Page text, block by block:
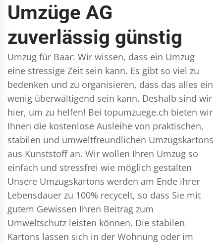
Umzüge AG
zuverlässig günstig
Umzug für Baar: Wir wissen, dass ein Umzug
eine stressige Zeit sein kann. Es gibt so viel zu
bedenken und zu organisieren, dass das alles ein
wenig überwältigend sein kann. Deshalb sind wir
hier, um zu helfen! Bei topumzuege.ch bieten wir
Ihnen die kostenlose Ausleihe von praktischen,
stabilen und umweltfreundlichen Umzugskartons
aus Kunststoff an. Wir wollen Ihren Umzug so
einfach und stressfrei wie möglich gestalten
Unsere Umzugskartons werden am Ende ihrer
Lebensdauer zu 100% recycelt, so dass Sie mit
gutem Gewissen Ihren Beitrag zum
Umweltschutz leisten können. Die stabilen
Kartons lassen sich in der Wohnung oder im